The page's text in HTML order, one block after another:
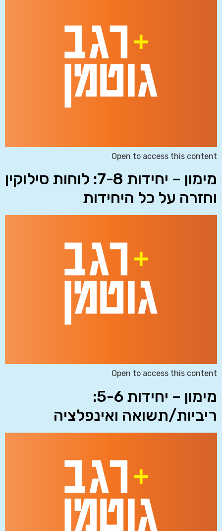
Open to access this content
מימון – יחידות 7-8: לוחות סילוקין
וחזרה על כל היחידות
Open to access this content
מימון – יחידות 5-6:
ריביות/תשואה ואינפלציה